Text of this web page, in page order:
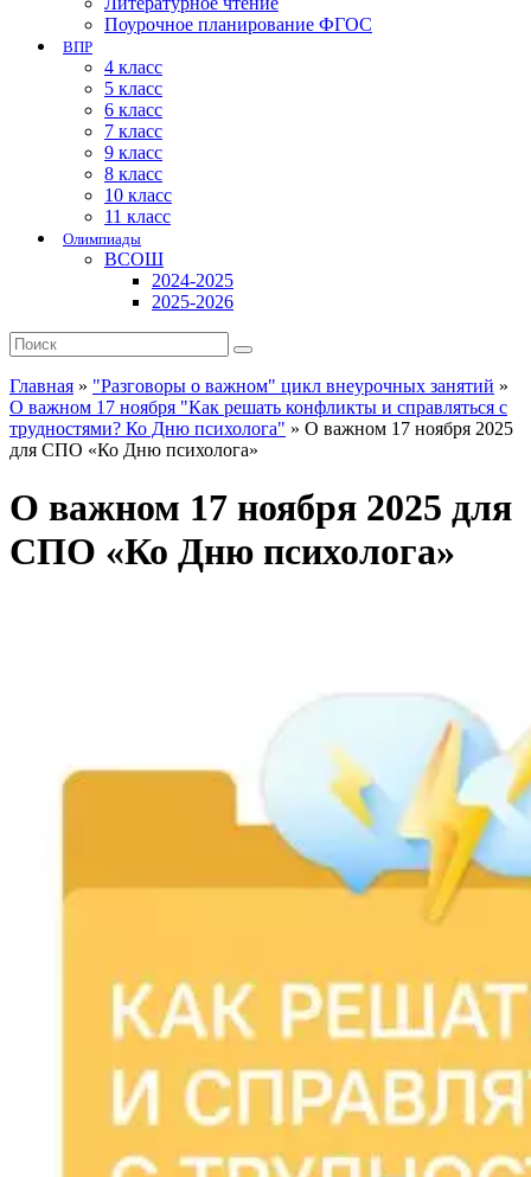
Поурочное планирование ФГОС
ВПР
4 класс
5 класс
6 класс
7 класс
9 класс
8 класс
10 класс
11 класс
Олимпиады
ВСОШ
2024-2025
2025-2026
Главная » "Разговоры о важном" цикл внеурочных занятий »
О важном 17 ноября "Как решать конфликты и справляться с
трудностями? Ко Дню психолога" » О важном 17 ноября 2025
для СПО «Ко Дню психолога»
О важном 17 ноября 2025 для
СПО «Ко Дню психолога»